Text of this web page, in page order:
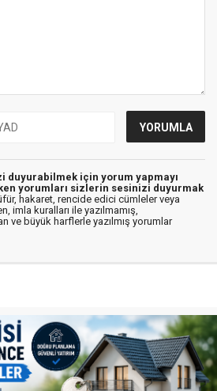
duyurabilmek için yorum yapmayı
yorumları sizlerin sesinizi duyurmak
hakaret, rencide edici cümleler veya
imla kuralları ile yazılmamış,
ve büyük harflerle yazılmış yorumlar